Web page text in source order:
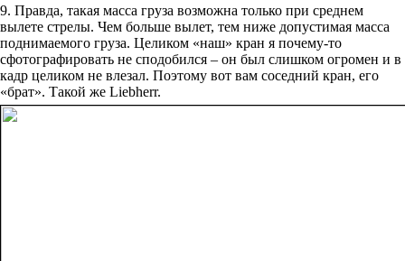
9. Правда, такая масса груза возможна только при среднем
вылете стрелы. Чем больше вылет, тем ниже допустимая масса
поднимаемого груза. Целиком «наш» кран я почему-то
сфотографировать не сподобился – он был слишком огромен и в
кадр целиком не влезал. Поэтому вот вам соседний кран, его
«брат». Такой же Liebherr.